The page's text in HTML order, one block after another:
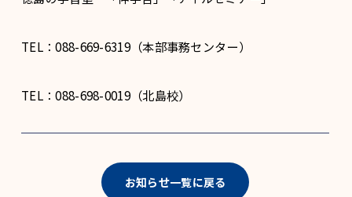
TEL：088-669-6319（本部事務センター）
TEL：088-698-0019（北島校）
お知らせ一覧に戻る